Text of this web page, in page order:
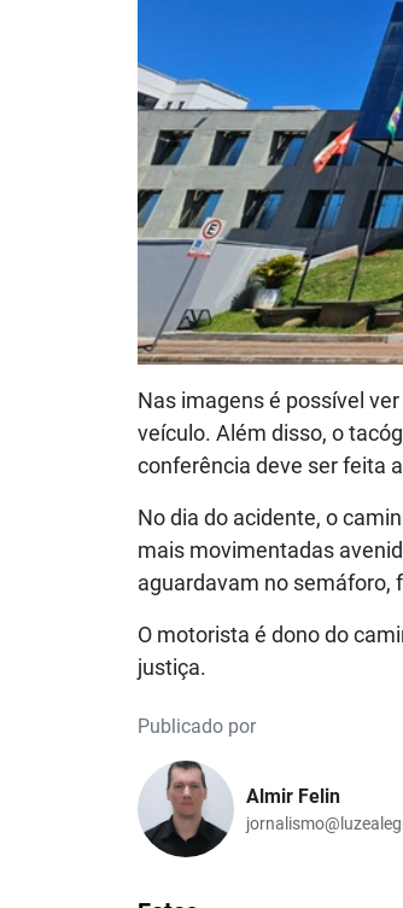
Nas imagens é possível
veículo. Além disso, o
conferência deve ser feita
No dia do acidente, o
mais movimentadas
aguardavam no semáforo,
O motorista é dono do
justiça.
Publicado por
Almir Felin